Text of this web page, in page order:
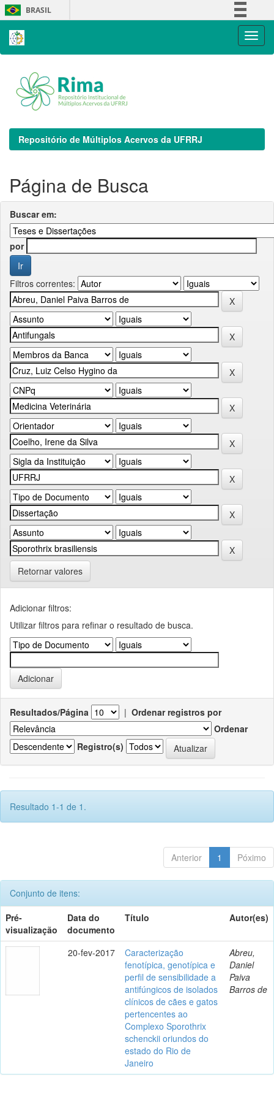
Skip
navigation
BRASIL
Repositório de Múltiplos Acervos da UFRRJ
Página de Busca
Buscar em:
por
Filtros correntes:
Retornar valores
Adicionar filtros:
Utilizar filtros para refinar o resultado de busca.
Resultados/Página | Ordenar registros por
Ordenar
Registro(s)
Resultado 1-1 de 1.
Anterior 1 Póximo
Conjunto de itens:
Pré-
visualização
Data do
documento
Título Autor(es)
20-fev-2017
Caracterização
fenotípica, genotípica e
perfil de sensibilidade a
antifúngicos de isolados
clínicos de cães e gatos
pertencentes ao
Complexo Sporothrix
schenckii oriundos do
estado do Rio de
Janeiro
Abreu,
Daniel
Paiva
Barros de